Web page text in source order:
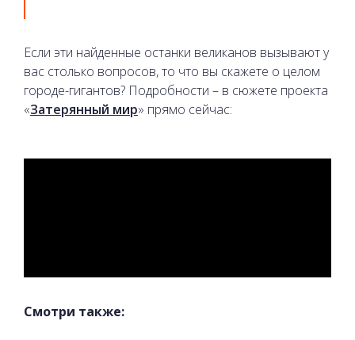
Если эти найденные останки великанов вызывают у
вас столько вопросов, то что вы скажете о целом
городе-гигантов? Подробности – в сюжете проекта
«Затерянный мир» прямо сейчас:
Смотри также: